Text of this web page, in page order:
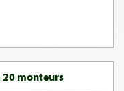
20 monteurs